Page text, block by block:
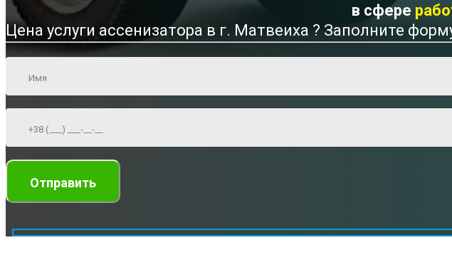
в сфере
Цена услуги ассенизатора в г. Матвеиха ? Заполните